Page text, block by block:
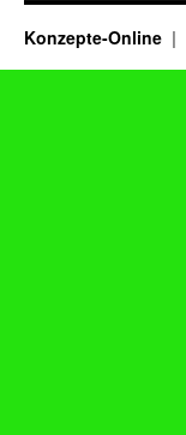
Konzepte-Online